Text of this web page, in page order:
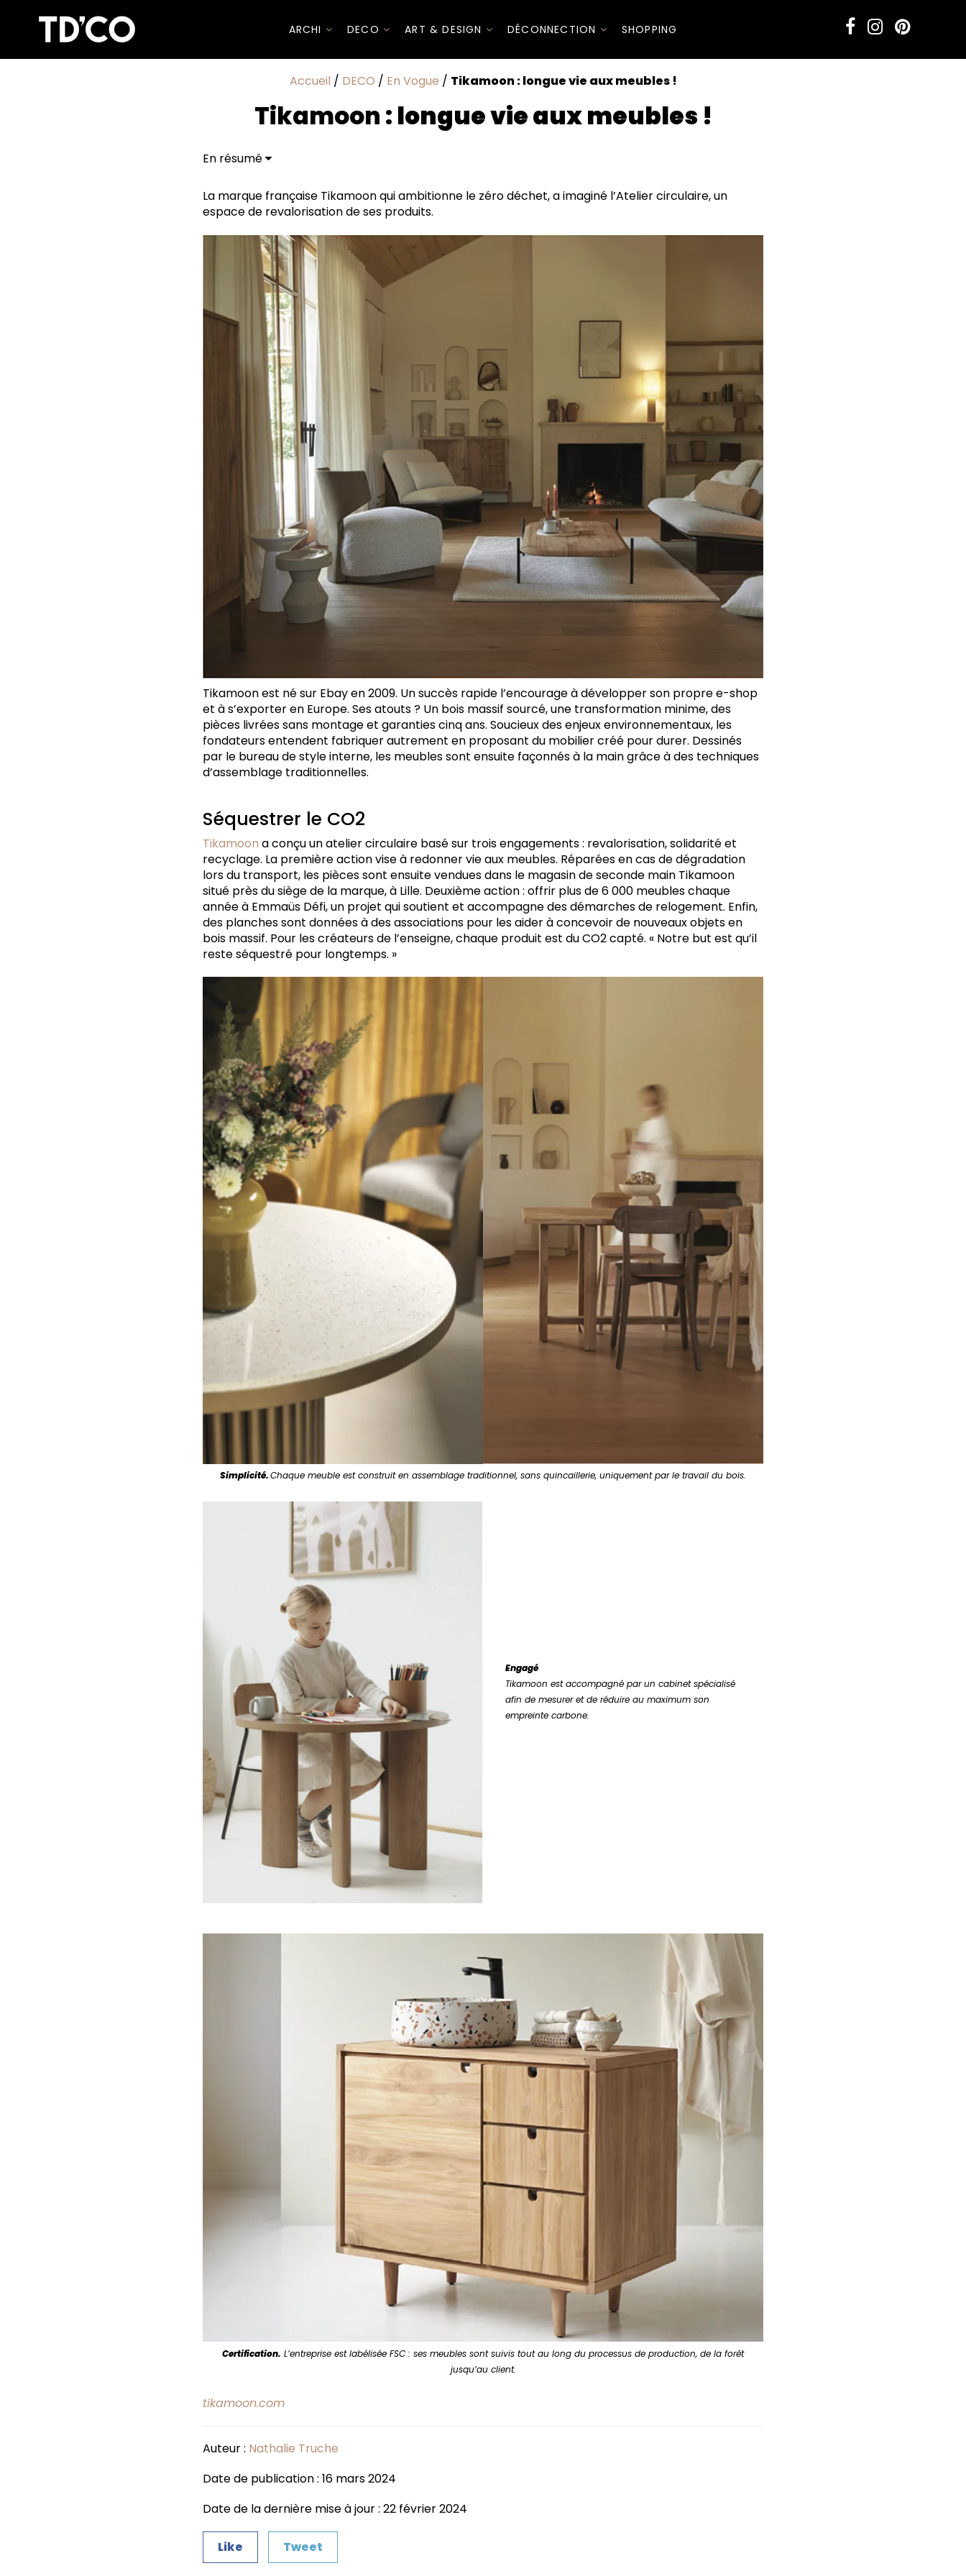
ARCHI DECO ART & DESIGN DÉCONNECTION SHOPPING
Accueil / DECO / En Vogue / Tikamoon : longue vie aux meubles !
Tikamoon :longue vie aux meubles !
En résumé
La marque française Tikamoon qui ambitionne le zéro déchet, a imaginé l’Atelier circulaire, un
espace de revalorisation de ses produits.
Tikamoon est né sur Ebay en 2009. Un succès rapide l’encourage à développer son propre e-shop
et à s’exporter en Europe. Ses atouts ? Un bois massif sourcé, une transformation minime, des
pièces livrées sans montage et garanties cinq ans. Soucieux des enjeux environnementaux, les
fondateurs entendent fabriquer autrement en proposant du mobilier créé pour durer. Dessinés
par le bureau de style interne, les meubles sont ensuite façonnés à la main grâce à des techniques
d’assemblage traditionnelles.
Séquestrer le CO2
Tikamoon a conçu un atelier circulaire basé sur trois engagements : revalorisation, solidarité et
recyclage. La première action vise à redonner vie aux meubles. Réparées en cas de dégradation
lors du transport, les pièces sont ensuite vendues dans le magasin de seconde main Tikamoon
situé près du siège de la marque, à Lille. Deuxième action : offrir plus de 6 000 meubles chaque
année à Emmaüs Défi, un projet qui soutient et accompagne des démarches de relogement. Enfin,
des planches sont données à des associations pour les aider à concevoir de nouveaux objets en
bois massif. Pour les créateurs de l’enseigne, chaque produit est du CO2 capté. « Notre but est qu’il
reste séquestré pour longtemps. »
Simplicité.Chaque meuble est construit en assemblage traditionnel, sans quincaillerie, uniquement par le travail du bois.
Engagé
Tikamoon est accompagné par un cabinet spécialisé
afin de mesurer et de réduire au maximum son
empreinte carbone.
Certification. L’entreprise est labélisée FSC : ses meubles sont suivis tout au long du processus de production, de la forêt
jusqu’au client.
tikamoon.com
Auteur : Nathalie Truche
Date de publication : 16 mars 2024
Date de la dernière mise à jour : 22 février 2024
Like Tweet